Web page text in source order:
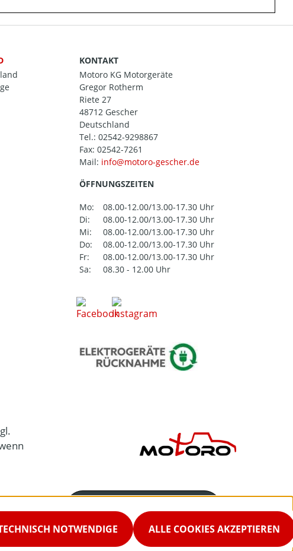
KONTAKT
Motoro KG Motorgeräte
Gregor Rotherm
Riete 27
48712 Gescher
Deutschland
Tel.: 02542-9298867
Fax: 02542-7261
Mail:
ÖFFNUNGSZEITEN
Mo:
08.00-12.00/13.00-17.30 Uhr
Di:
08.00-12.00/13.00-17.30 Uhr
Mi:
08.00-12.00/13.00-17.30 Uhr
Do:
08.00-12.00/13.00-17.30 Uhr
Fr:
08.00-12.00/13.00-17.30 Uhr
Sa:
08.30 - 12.00 Uhr
02542-9298867
Servicezeiten
NOTWENDIGE ALLE COOKIES AKZEPTIEREN